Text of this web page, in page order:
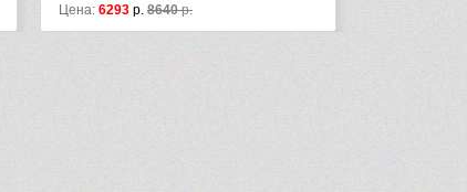
Цена: 6293 р. 8640р.